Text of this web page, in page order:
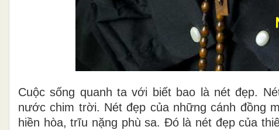
Cuộc sống quanh ta với biết bao là nét đẹp.
nước chim trời. Nét đẹp của những cánh đồng
hiền hòa, trĩu nặng phù sa. Đó là nét đẹp của